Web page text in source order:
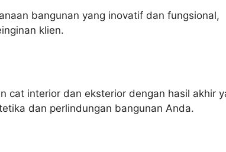
bangunan yang inovatif dan fungsional,
klien.
cat interior dan eksterior dengan hasil akhir
dan perlindungan bangunan Anda.